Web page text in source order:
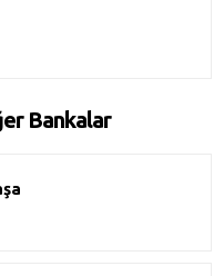
Bankalar